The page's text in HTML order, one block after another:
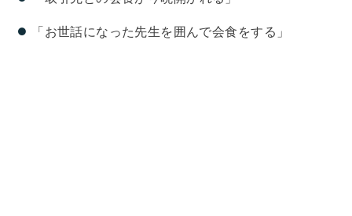
「お世話になった先生を囲んで会食をする」